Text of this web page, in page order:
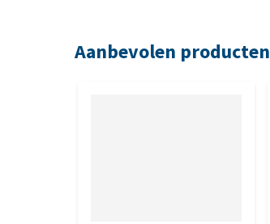
Aanbevolen producten